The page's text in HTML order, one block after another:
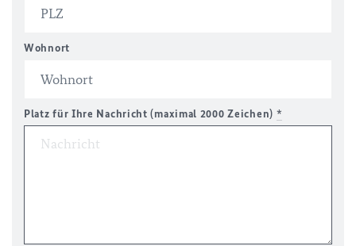
Wohnort
Platz für Ihre Nachricht (maximal 2000 Zeichen) *